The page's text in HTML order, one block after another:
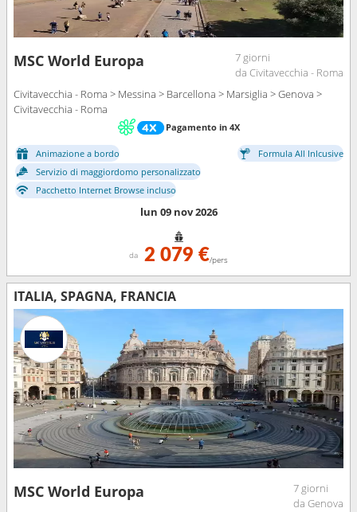
MSC World Europa
7 giorni
da Civitavecchia - Roma
Civitavecchia - Roma > Messina > Barcellona > Marsiglia > Genova >
Civitavecchia - Roma
Pagamento in 4X
Animazione a bordo
Formula All Inlcusive
Servizio di maggiordomo personalizzato
Pacchetto Internet Browse incluso
lun 09 nov 2026
da 2 079 €/pers
ITALIA, SPAGNA, FRANCIA
MSC World Europa
7 giorni
da Genova